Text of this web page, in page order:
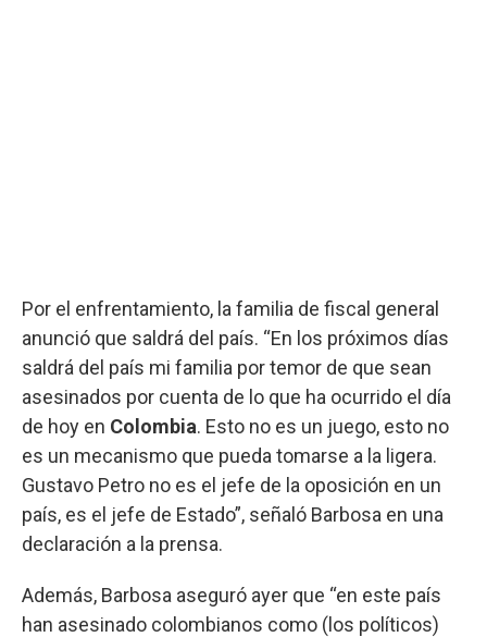
Por el enfrentamiento, la familia de fiscal general
anunció que saldrá del país. “En los próximos días
saldrá del país mi familia por temor de que sean
asesinados por cuenta de lo que ha ocurrido el día
de hoy en Colombia. Esto no es un juego, esto no
es un mecanismo que pueda tomarse a la ligera.
Gustavo Petro no es el jefe de la oposición en un
país, es el jefe de Estado”, señaló Barbosa en una
declaración a la prensa.
Además, Barbosa aseguró ayer que “en este país
han asesinado colombianos como (los políticos)